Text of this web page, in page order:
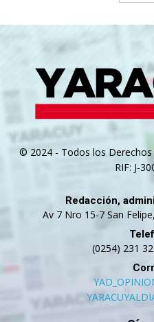
© 2024 - Todos los Derechos
RIF: J-
Redacción,
Av 7 Nro 15-7 San
(0254) 231